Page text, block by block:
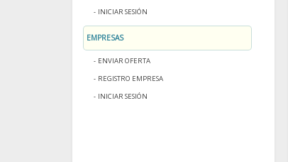
INICIAR SESIÓN
EMPRESAS
ENVIAR OFERTA
REGISTRO EMPRESA
INICIAR SESIÓN